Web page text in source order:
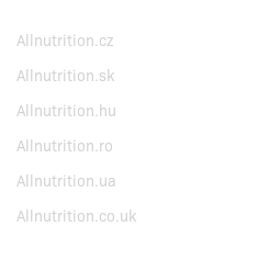
Allnutrition.cz
Allnutrition.sk
Allnutrition.hu
Allnutrition.ro
Allnutrition.ua
Allnutrition.co.uk